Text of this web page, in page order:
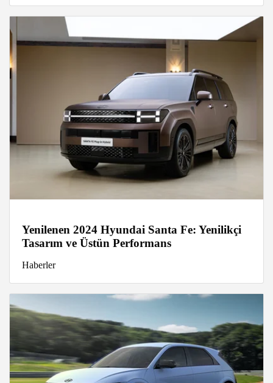
Yenilenen 2024 Hyundai Santa Fe: Yenilikçi
Tasarım ve Üstün Performans
Haberler